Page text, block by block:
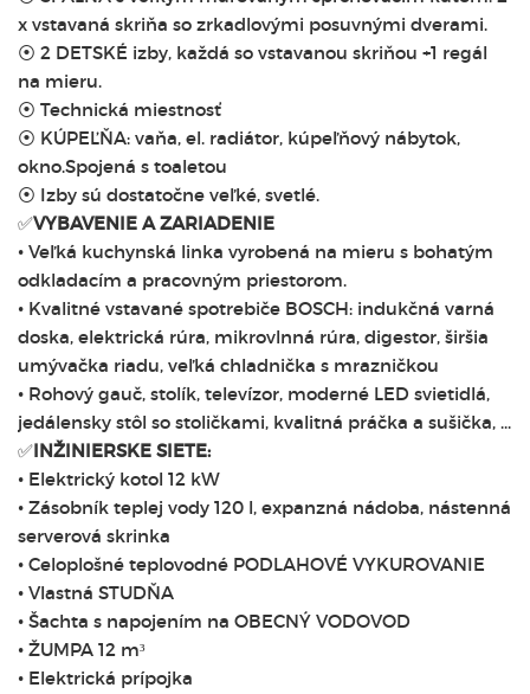
x vstavaná skriňa so zrkadlovými posuvnými dverami.
⦿ 2 DETSKÉ izby, každá so vstavanou skriňou +1 regál
na mieru.
⦿ Technická miestnosť
⦿ KÚPEĽŇA: vaňa, el. radiátor, kúpeľňový nábytok,
okno.Spojená s toaletou
⦿ Izby sú dostatočne veľké, svetlé.
✅VYBAVENIE A ZARIADENIE
• Veľká kuchynská linka vyrobená na mieru s bohatým
odkladacím a pracovným priestorom.
• Kvalitné vstavané spotrebiče BOSCH: indukčná varná
doska, elektrická rúra, mikrovlnná rúra, digestor, širšia
umývačka riadu, veľká chladnička s mrazničkou
• Rohový gauč, stolík, televízor, moderné LED svietidlá,
jedálensky stôl so stoličkami, kvalitná práčka a sušička, ...
✅INŽINIERSKE SIETE:
• Elektrický kotol 12 kW
• Zásobník teplej vody 120 l, expanzná nádoba, nástenná
serverová skrinka
• Celoplošné teplovodné PODLAHOVÉ VYKUROVANIE
• Vlastná STUDŇA
• Šachta s napojením na OBECNÝ VODOVOD
• ŽUMPA 12 m³
• Elektrická prípojka